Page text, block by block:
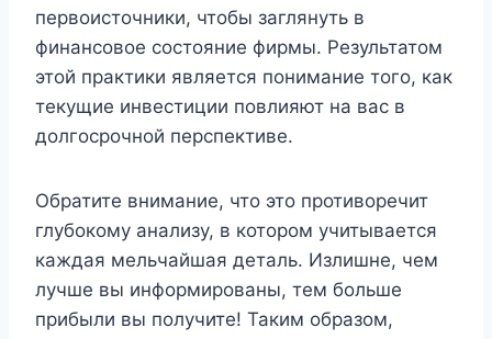
первоисточники, чтобы заглянуть в
финансовое состояние фирмы. Результатом
этой практики является понимание того, как
текущие инвестиции повлияют на вас в
долгосрочной перспективе.
Обратите внимание, что это противоречит
глубокому анализу, в котором учитывается
каждая мельчайшая деталь. Излишне, чем
лучше вы информированы, тем больше
прибыли вы получите! Таким образом,